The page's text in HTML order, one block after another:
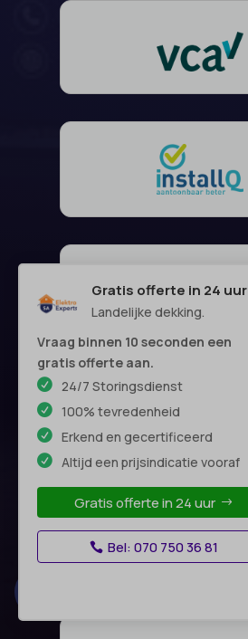
Gratis offerte in 24 uur
Landelijke dekking.
Vraag binnen 10 seconden een
gratis offerte aan.
24/7 Storingsdienst
100% tevredenheid
Erkend en gecertificeerd
Altijd een prijsindicatie vooraf
Gratis offerte in 24 uur
Bel: 070 750 36 81